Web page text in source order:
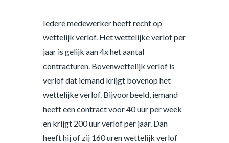
Iedere medewerker heeft recht op
wettelijk verlof. Het wettelijke verlof per
jaar is gelijk aan 4x het aantal
contracturen. Bovenwettelijk verlof is
verlof dat iemand krijgt bovenop het
wettelijke verlof. Bijvoorbeeld, iemand
heeft een contract voor 40 uur per week
en krijgt 200 uur verlof per jaar. Dan
heeft hij of zij 160 uren wettelijk verlof